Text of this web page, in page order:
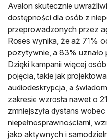
Avalon skutecznie
dostępności dla osób z
przeprowadzonych przez
Roses wynika, że aż 71%
pozytywnie, a 83% uznało
Dzięki kampanii więcej
pojęcia, takie jak
audiodeskrypcja, a
zakresie wzrosła nawet o
zmniejszyła dystans
niepełnosprawnościami,
jako aktywnych i